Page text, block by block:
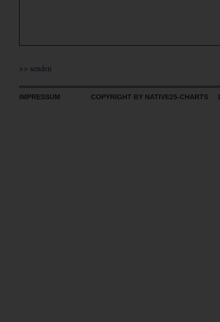
IMPRESSUM COPYRIGHT BY NATIVE25-CHARTS